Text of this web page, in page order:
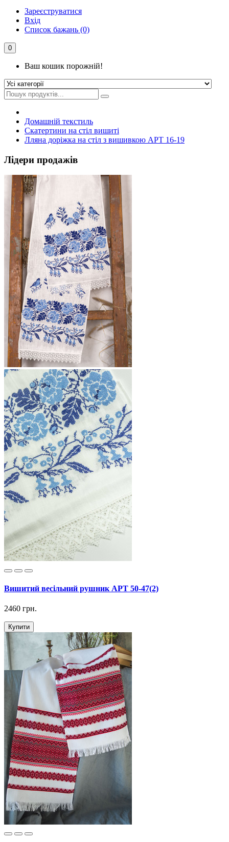
Зареєструватися
Вхід
Список бажань (0)
0
Ваш кошик порожній!
Домашній текстиль
Скатертини на стіл вишиті
Лляна доріжка на стіл з вишивкою АРТ 16-19
Лідери продажів
Вишитий весільний рушник АРТ 50-47(2)
2460 грн.
Купити